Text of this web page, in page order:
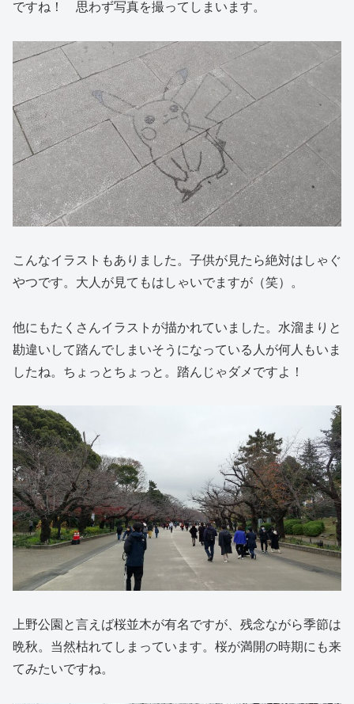
ですね！ 思わず写真を撮ってしまいます。
こんなイラストもありました。子供が見たら絶対はしゃぐ
やつです。大人が見てもはしゃいでますが（笑）。
他にもたくさんイラストが描かれていました。水溜まりと
勘違いして踏んでしまいそうになっている人が何人もいま
したね。ちょっとちょっと。踏んじゃダメですよ！
上野公園と言えば桜並木が有名ですが、残念ながら季節は
晩秋。当然枯れてしまっています。桜が満開の時期にも来
てみたいですね。